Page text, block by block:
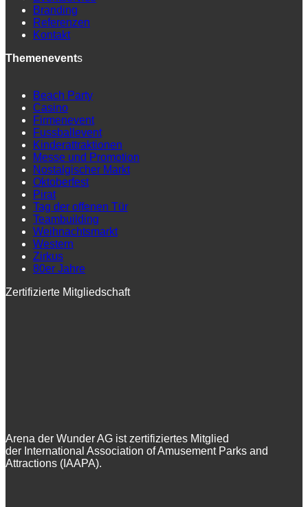
Branding
Referenzen
Kontakt
Themenevents
Beach Party
Casino
Firmenevent
Fussballevent
Kinderattraktionen
Messe und Promotion
Nostalgischer Markt
Oktoberfest
Pirat
Tag der offenen Tür
Teambuilding
Weihnachtsmarkt
Western
Zirkus
80er Jahre
Zertifizierte Mitgliedschaft
Arena der Wunder AG ist zertifiziertes Mitglied
der International Association of Amusement Parks and
Attractions (IAAPA).